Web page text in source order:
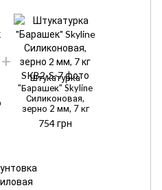
Штукатурка
"Барашек" Skyline
Силиконовая,
зерно 2 мм, 7 кг
754 грн